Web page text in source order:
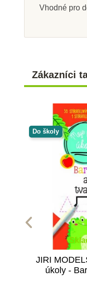
Vhodné pro
Zákazníci
Do školy
JIRI
úkoly -